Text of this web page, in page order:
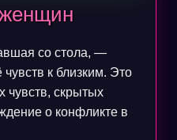
со стола, —
к близким. Это
чувств, скрытых
о конфликте в